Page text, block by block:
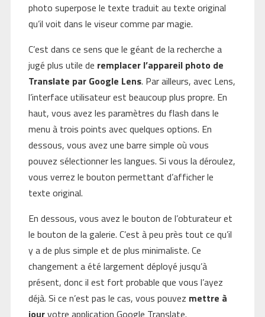
photo superpose le texte traduit au texte original
qu’il voit dans le viseur comme par magie.
C’est dans ce sens que le géant de la recherche a
jugé plus utile de remplacer l’appareil photo de
Translate par Google Lens. Par ailleurs, avec Lens,
l’interface utilisateur est beaucoup plus propre. En
haut, vous avez les paramètres du flash dans le
menu à trois points avec quelques options. En
dessous, vous avez une barre simple où vous
pouvez sélectionner les langues. Si vous la déroulez,
vous verrez le bouton permettant d’afficher le
texte original.
En dessous, vous avez le bouton de l’obturateur et
le bouton de la galerie. C’est à peu près tout ce qu’il
y a de plus simple et de plus minimaliste. Ce
changement a été largement déployé jusqu’à
présent, donc il est fort probable que vous l’ayez
déjà. Si ce n’est pas le cas, vous pouvez mettre à